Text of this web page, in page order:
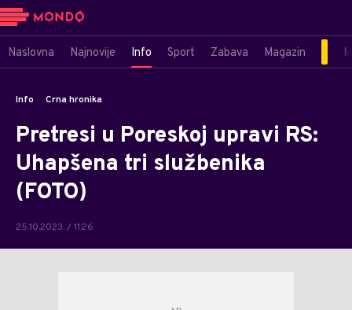
Naslovna Najnovije Info Sport Zabava Magazin
Info Crna hronika
Pretresi u Poreskoj upravi RS:
Uhapšena tri službenika
(FOTO)
25.10.2023. / 11:26